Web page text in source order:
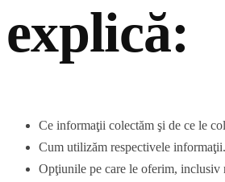
explică:
Ce informaţii colectăm şi de ce le
Cum utilizăm respectivele informaţii.
Opţiunile pe care le oferim, inclusiv